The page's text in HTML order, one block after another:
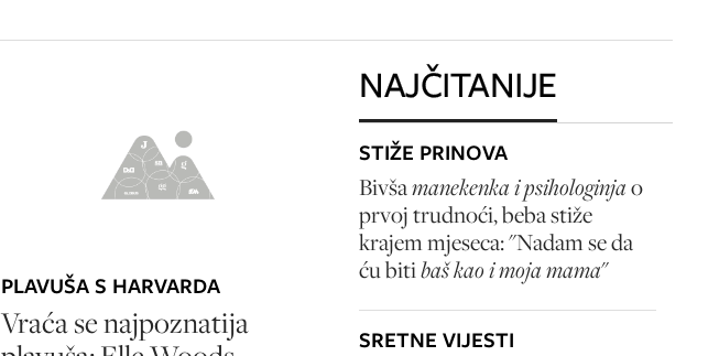
PLAVUŠA S HARVARDA
Vraća se najpoznatija
NAJČITANIJE
STIŽE PRINOVA
Bivšamanekenka i psihologinjao
prvoj trudnoći, beba stiže
krajem mjeseca: "Nadam se da
ću bitibaš kao i moja mama"
SRETNE VIJESTI